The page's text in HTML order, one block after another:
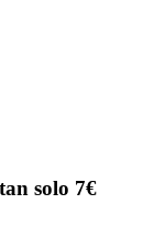
solo 7€